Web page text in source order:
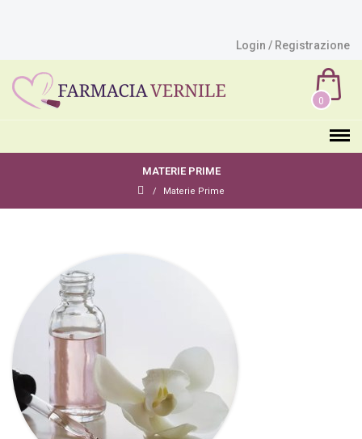
Login / Registrazione
0
MATERIE PRIME
Materie Prime